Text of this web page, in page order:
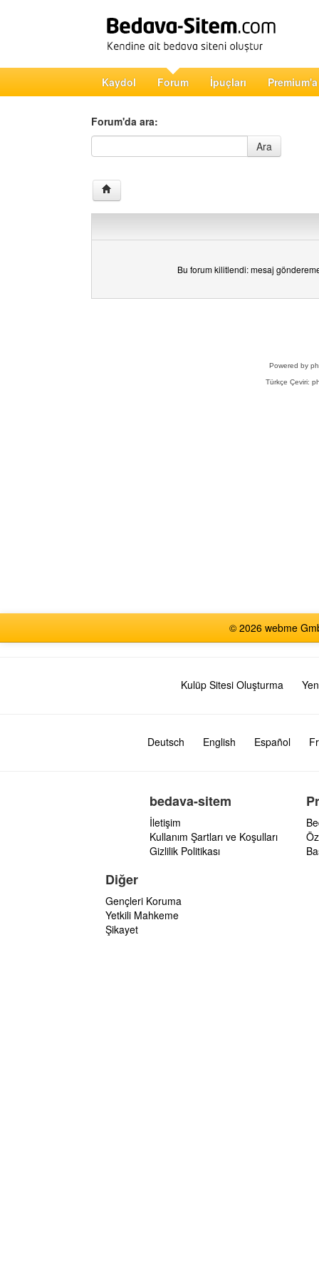
Kaydol Forum İpuçları
Forum'da ara:
Forum'da ara
Ara
Bu forum kilitlendi: mesaj
Powered by
Türkçe Çeviri:
© 2026 webme
Kulüp Sitesi Oluşturma
Deutsch English Español
bedava-sitem
İletişim
Kullanım Şartları ve Koşulları
Gizlilik Politikası
Diğer
Gençleri Koruma
Yetkili Mahkeme
Şikayet